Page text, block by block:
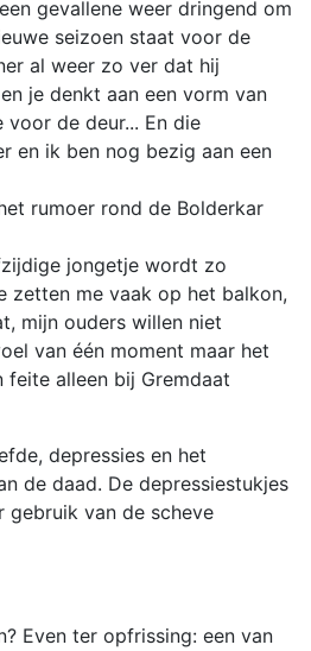
gevallene weer dringend om
seizoen staat voor de
al weer zo ver dat hij
je denkt aan een vorm van
de deur... En die
en ik ben nog bezig aan een
rumoer rond de Bolderkar
jongetje wordt zo
zetten me vaak op het balkon,
mijn ouders willen niet
van één moment maar het
alleen bij Gremdaat
depressies en het
de daad. De depressiestukjes
gebruik van de scheve
Even ter opfrissing: een van